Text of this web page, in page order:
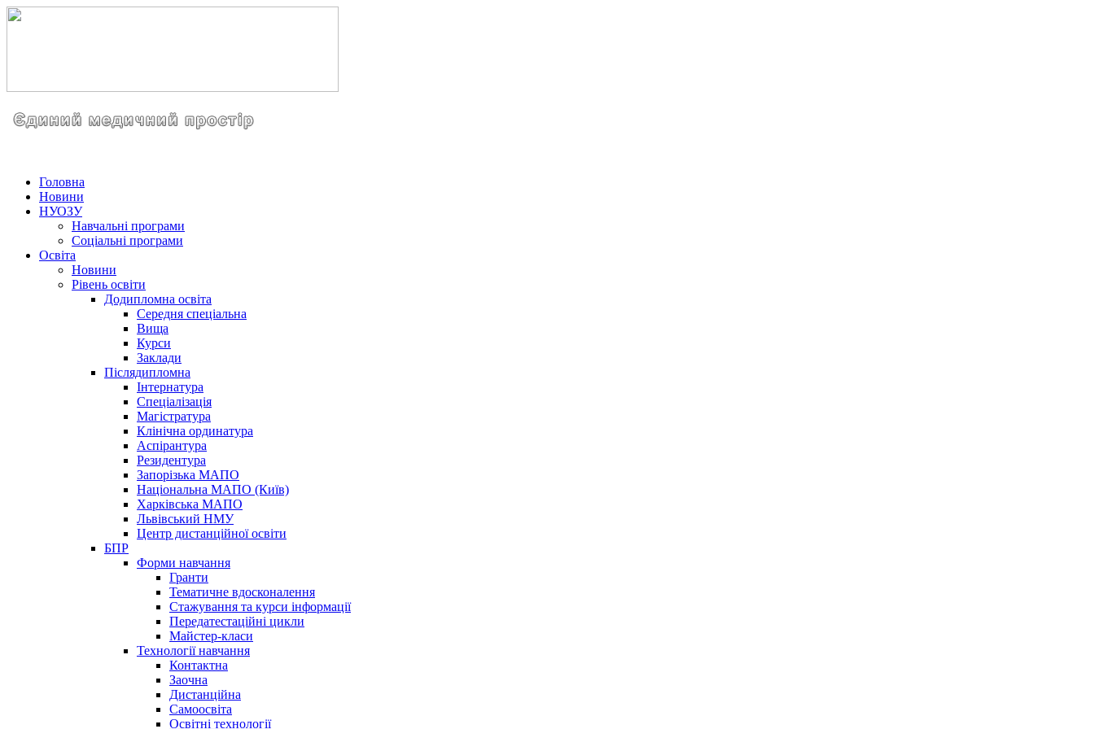
Головна
Новини
НУОЗУ
Навчальні програми
Соціальні програми
Освіта
Новини
Рівень освіти
Додипломна освіта
Середня спеціальна
Вища
Курси
Заклади
Післядипломна
Інтернатура
Спеціалізація
Магістратура
Клінічна ординатура
Аспірантура
Резидентура
Запорізька МАПО
Національна МАПО (Київ)
Харківська МАПО
Львівський НМУ
Центр дистанційної освіти
БПР
Форми навчання
Гранти
Тематичне вдосконалення
Стажування та курси інформації
Передатестаційні цикли
Майстер-класи
Технології навчання
Контактна
Заочна
Дистанційна
Самоосвіта
Освітні технології